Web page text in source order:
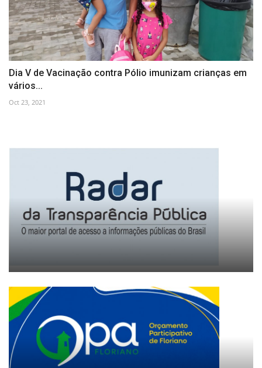
Dia V de Vacinação contra Pólio imunizam crianças em
vários...
Oct 23, 2021